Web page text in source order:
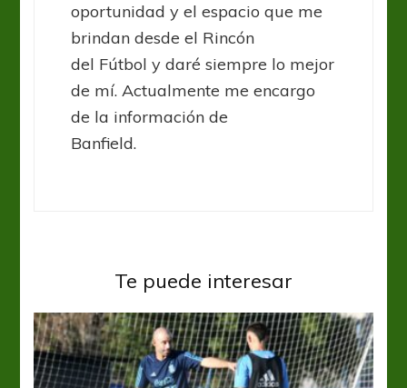
oportunidad y el espacio que me
brindan desde el Rincón
del Fútbol y daré siempre lo mejor
de mí. Actualmente me encargo
de la información de
Banfield.
Te puede interesar